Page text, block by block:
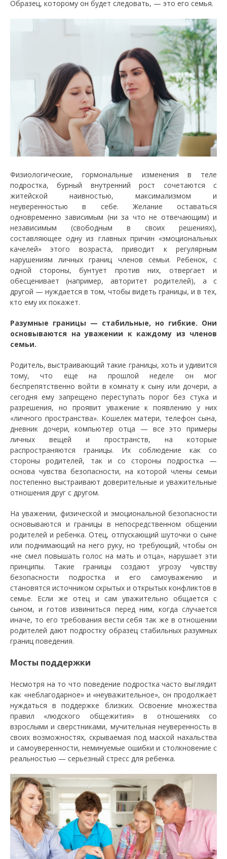
Образец, которому он будет следовать, — это его семья.
Физиологические, гормональные изменения в теле
подростка, бурный внутренний рост сочетаются с
житейской наивностью, максимализмом и
неуверенностью в себе. Желание оставаться
одновременно зависимым (ни за что не отвечающим) и
независимым (свободным в своих решениях),
составляющее одну из главных причин «эмоциональных
качелей» этого возраста, приводит к регулярным
нарушениям личных границ членов семьи. Ребенок, с
одной стороны, бунтует против них, отвергает и
обесценивает (например, авторитет родителей), а с
другой — нуждается в том, чтобы видеть границы, и в тех,
кто ему их покажет.
Разумные границы — стабильные, но гибкие. Они
основываются на уважении к каждому из членов
семьи.
Родитель, выстраивающий такие границы, хоть и удивится
тому, что еще на прошлой неделе он мог
беспрепятственно войти в комнату к сыну или дочери, а
сегодня ему запрещено переступать порог без стука и
разрешения, но проявит уважение к появлению у них
«личного пространства». Кошелек матери, телефон сына,
дневник дочери, компьютер отца — все это примеры
личных вещей и пространств, на которые
распространяются границы. Их соблюдение как со
стороны родителей, так и со стороны подростка —
основа чувства безопасности, на которой члены семьи
постепенно выстраивают доверительные и уважительные
отношения друг с другом.
На уважении, физической и эмоциональной безопасности
основываются и границы в непосредственном общении
родителей и ребенка. Отец, отпускающий шуточки о сыне
или поднимающий на него руку, но требующий, чтобы он
«не смел повышать голос на мать и отца», нарушает эти
принципы. Такие границы создают угрозу чувству
безопасности подростка и его самоуважению и
становятся источником скрытых и открытых конфликтов в
семье. Если же отец и сам уважительно общается с
сыном, и готов извиниться перед ним, когда случается
иначе, то его требования вести себя так же в отношении
родителей дают подростку образец стабильных разумных
границ поведения.
Мосты поддержки
Несмотря на то что поведение подростка часто выглядит
как «неблагодарное» и «неуважительное», он продолжает
нуждаться в поддержке близких. Освоение множества
правил «людского общежития» в отношениях со
взрослыми и сверстниками, мучительная неуверенность в
своих возможностях, скрываемая под маской нахальства
и самоуверенности, неминуемые ошибки и столкновение с
реальностью — серьезный стресс для ребенка.